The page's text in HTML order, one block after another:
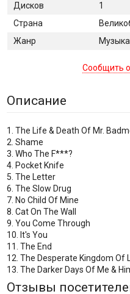
Дисков
1
Страна
Жанр
Музыка
Сообщить
Описание
1. The Life & Death Of Mr.
2. Shame
3. Who The F***?
4. Pocket Knife
5. The Letter
6. The Slow Drug
7. No Child Of Mine
8. Cat On The Wall
9. You Come Through
10. It's You
11. The End
12. The Desperate Kingdom Of
13. The Darker Days Of Me &
Отзывы